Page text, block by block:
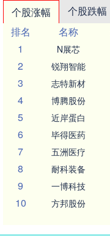
个股涨幅 个股跌幅
排名
名称
1
N展芯
2 锐翔智能
3 志特新材
4 博腾股份
5 近岸蛋白
6 毕得医药
7 五洲医疗
8 耐科装备
9 一博科技
10 方邦股份